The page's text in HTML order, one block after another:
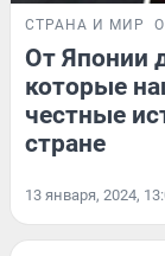
СТРАНА И МИР
От Японии
которые
честные
стране
13 января, 2024,